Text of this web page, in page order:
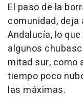
El paso de la
comunidad,
Andalucía, lo
algunos
mitad sur, como
tiempo poco
las máximas.